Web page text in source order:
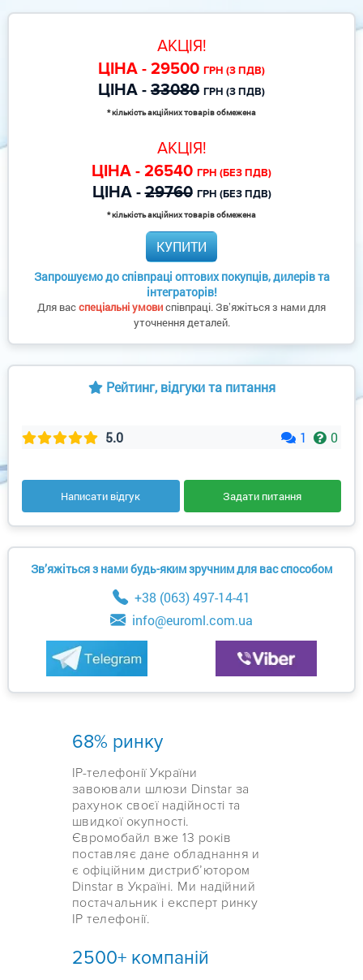
АКЦІЯ!
ЦІНА - 29500 ГРН (З ПДВ)
ЦІНА - 33080 ГРН (З ПДВ)
* кількість акційних товарів обмежена
АКЦІЯ!
ЦІНА - 26540 ГРН (БЕЗ ПДВ)
ЦІНА -29760 ГРН (БЕЗ ПДВ)
* кількість акційних товарів обмежена
КУПИТИ
Запрошуємо до співпраці оптових покупців, дилерів та
інтеграторів!
Для васспеціальні умовиспівпраці. Звʼяжіться з нами для
уточнення деталей.
Рейтинг, відгуки та питання
5.0 1 0
Написати відгук Задати питання
Зв’яжіться з нами будь-яким зручним для вас способом
+38 (063) 497-14-41
info@euroml.com.ua
68% ринку
IP-телефонії України
завоювали шлюзи Dinstar за
рахунок своєї надійності та
швидкої окупності.
Євромобайл вже 13 років
поставляє дане обладнання и
є офіційним дистрибʼютором
Dinstar в Україні. Ми надійний
постачальник і експерт ринку
IP телефонії.
2500+ компаній